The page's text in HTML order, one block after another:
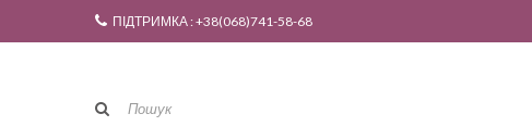
ПІДТРИМКА : +38(068)741-58-68